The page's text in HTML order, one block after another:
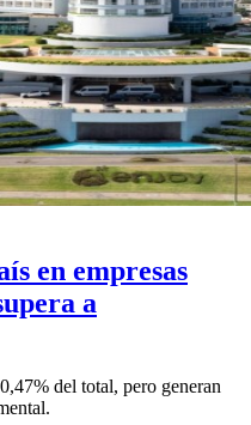
en empresas
a
del total, pero generan